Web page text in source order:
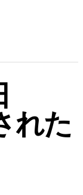
れた